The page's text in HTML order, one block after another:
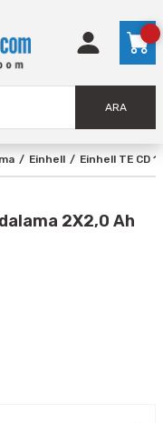
ARA
Einhell Einhell TE CD
2X2,0 Ah